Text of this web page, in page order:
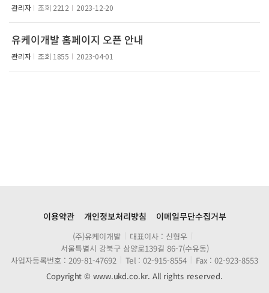
관리자 조회 2212 2023-12-20
유케이개발 홈페이지 오픈 안내
관리자 조회 1855 2023-04-01
이용약관 개인정보처리방침 이메일무단수집거부
(주)유케이개발
대표이사 : 신형우
서울특별시 강북구 삼양로139길 86-7(수유동)
사업자등록번호 : 209-81-47692
Tel : 02-915-8554
Fax : 02-923-8553
Copyright © www.ukd.co.kr. All rights reserved.